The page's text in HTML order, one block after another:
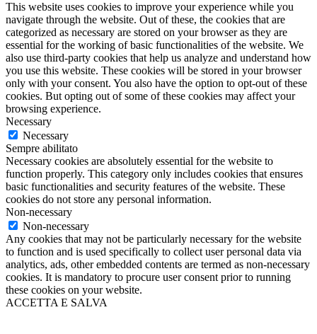
This website uses cookies to improve your experience while you
navigate through the website. Out of these, the cookies that are
categorized as necessary are stored on your browser as they are
essential for the working of basic functionalities of the website. We
also use third-party cookies that help us analyze and understand how
you use this website. These cookies will be stored in your browser
only with your consent. You also have the option to opt-out of these
cookies. But opting out of some of these cookies may affect your
browsing experience.
Necessary
Necessary
Sempre abilitato
Necessary cookies are absolutely essential for the website to
function properly. This category only includes cookies that ensures
basic functionalities and security features of the website. These
cookies do not store any personal information.
Non-necessary
Non-necessary
Any cookies that may not be particularly necessary for the website
to function and is used specifically to collect user personal data via
analytics, ads, other embedded contents are termed as non-necessary
cookies. It is mandatory to procure user consent prior to running
these cookies on your website.
ACCETTA E SALVA